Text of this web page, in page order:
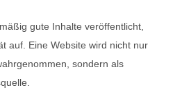
gute Inhalte veröffentlicht,
auf. Eine Website wird nicht nur
sondern als